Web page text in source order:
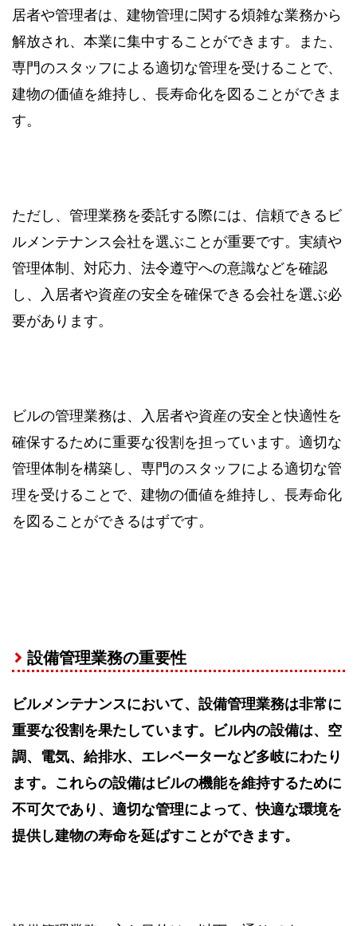
居者や管理者は、建物管理に関する煩雑な業務から
解放され、本業に集中することができます。また、
専門のスタッフによる適切な管理を受けることで、
建物の価値を維持し、長寿命化を図ることができま
す。
ただし、管理業務を委託する際には、信頼できるビ
ルメンテナンス会社を選ぶことが重要です。実績や
管理体制、対応力、法令遵守への意識などを確認
し、入居者や資産の安全を確保できる会社を選ぶ必
要があります。
ビルの管理業務は、入居者や資産の安全と快適性を
確保するために重要な役割を担っています。適切な
管理体制を構築し、専門のスタッフによる適切な管
理を受けることで、建物の価値を維持し、長寿命化
を図ることができるはずです。
設備管理業務の重要性
ビルメンテナンスにおいて、設備管理業務は非常に
重要な役割を果たしています。ビル内の設備は、空
調、電気、給排水、エレベーターなど多岐にわたり
ます。これらの設備はビルの機能を維持するために
不可欠であり、適切な管理によって、快適な環境を
提供し建物の寿命を延ばすことができます。